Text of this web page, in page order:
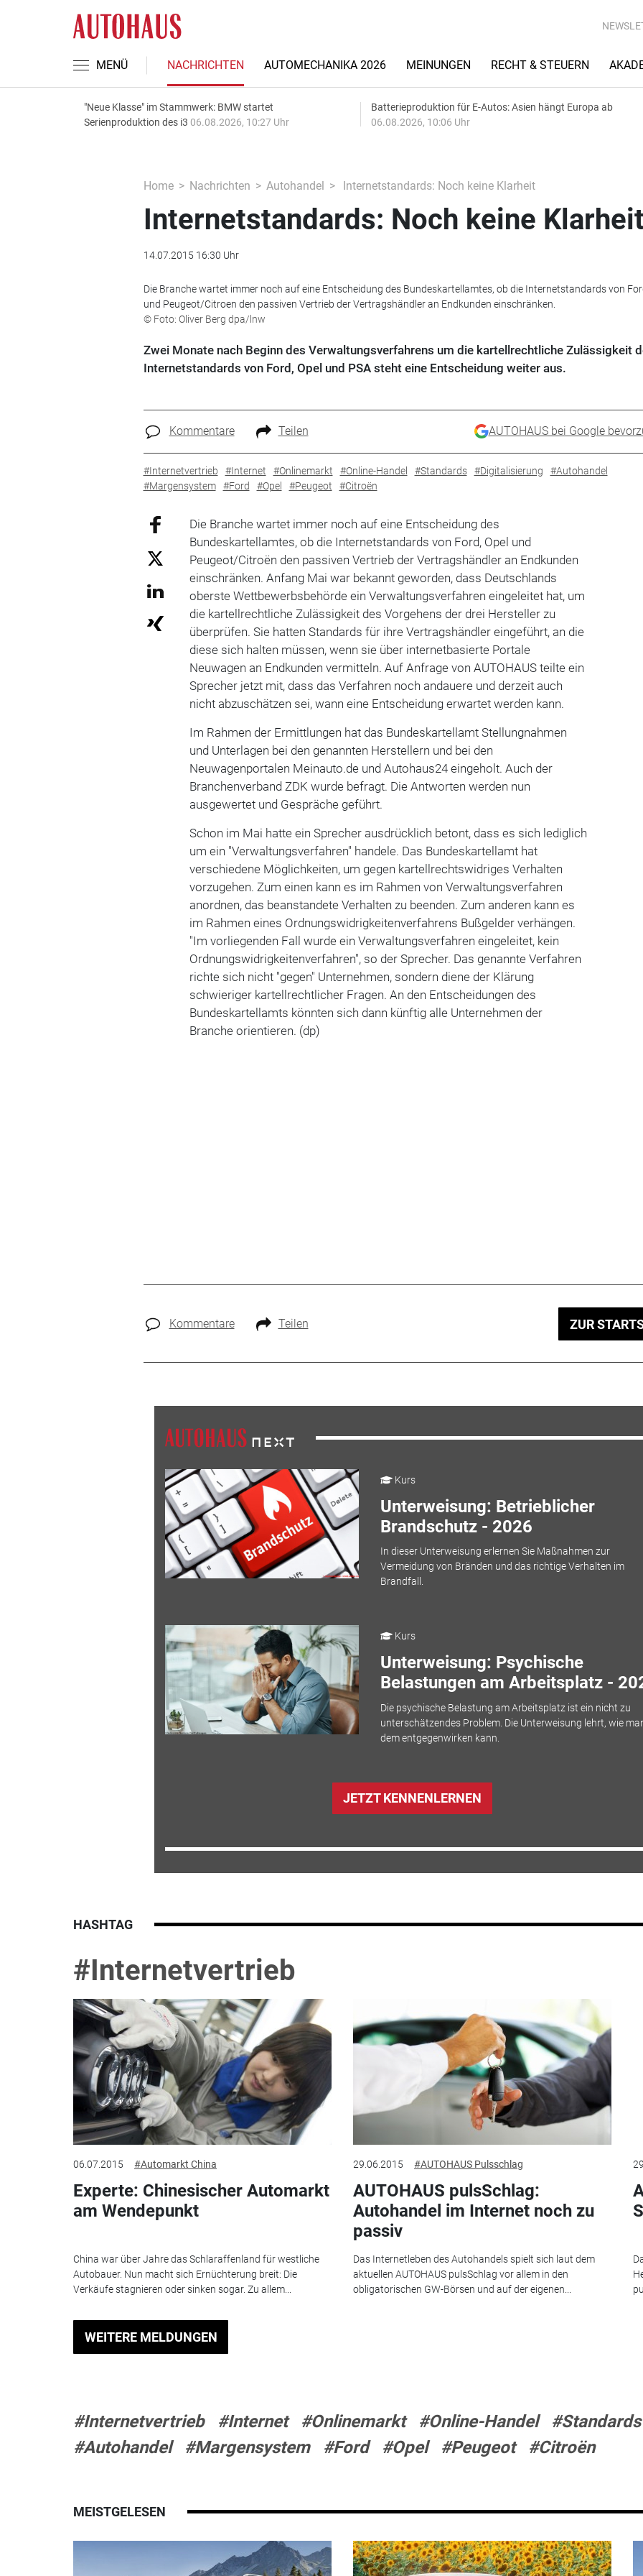
MENÜ NACHRICHTEN AUTOMECHANIKA 2026 MEINUNGEN RECHT & STEUERN
"Neue Klasse" im Stammwerk: BMW startet
Serienproduktion des i3 06.08.2026, 10:27 Uhr
Batterieproduktion für E-Autos: Asien hängt Europa ab
06.08.2026, 10:06 Uhr
Home Nachrichten Autohandel Internetstandards: Noch keine Klarheit
Internetstandards: Noch keine
14.07.2015 16:30 Uhr
Die Branche wartet immer noch auf eine Entscheidung des Bundeskartellamtes, ob die Internetstandards von
und Peugeot/Citroen den passiven Vertrieb der Vertragshändler an Endkunden einschränken.
© Foto: Oliver Berg dpa/lnw
Zwei Monate nach Beginn des Verwaltungsverfahrens um die kartellrechtliche Zulässigkeit
Internetstandards von Ford, Opel und PSA steht eine Entscheidung weiter aus.
Kommentare Teilen AUTOHAUS bei Google
#Internetvertrieb #Internet #Onlinemarkt #Online-Handel #Standards #Digitalisierung
#Autohandel
#Margensystem
#Ford #Opel #Peugeot #Citroën
Die Branche wartet immer noch auf eine Entscheidung des
Bundeskartellamtes, ob die Internetstandards von Ford, Opel und
Peugeot/Citroën den passiven Vertrieb der Vertragshändler an Endkunden
einschränken. Anfang Mai war bekannt geworden, dass Deutschlands
oberste Wettbewerbsbehörde ein Verwaltungsverfahren eingeleitet hat, um
die kartellrechtliche Zulässigkeit des Vorgehens der drei Hersteller zu
überprüfen. Sie hatten Standards für ihre Vertragshändler eingeführt, an die
diese sich halten müssen, wenn sie über internetbasierte Portale
Neuwagen an Endkunden vermitteln. Auf Anfrage von AUTOHAUS teilte ein
Sprecher jetzt mit, dass das Verfahren noch andauere und derzeit auch
nicht abzuschätzen sei, wann eine Entscheidung erwartet werden kann.
Im Rahmen der Ermittlungen hat das Bundeskartellamt Stellungnahmen
und Unterlagen bei den genannten Herstellern und bei den
Neuwagenportalen Meinauto.de und Autohaus24 eingeholt. Auch der
Branchenverband ZDK wurde befragt. Die Antworten werden nun
ausgewertet und Gespräche geführt.
Schon im Mai hatte ein Sprecher ausdrücklich betont, dass es sich lediglich
um ein "Verwaltungsverfahren" handele. Das Bundeskartellamt hat
verschiedene Möglichkeiten, um gegen kartellrechtswidriges Verhalten
vorzugehen. Zum einen kann es im Rahmen von Verwaltungsverfahren
anordnen, das beanstandete Verhalten zu beenden. Zum anderen kann es
im Rahmen eines Ordnungswidrigkeitenverfahrens Bußgelder verhängen.
"Im vorliegenden Fall wurde ein Verwaltungsverfahren eingeleitet, kein
Ordnungswidrigkeitenverfahren", so der Sprecher. Das genannte Verfahren
richte sich nicht "gegen" Unternehmen, sondern diene der Klärung
schwieriger kartellrechtlicher Fragen. An den Entscheidungen des
Bundeskartellamts könnten sich dann künftig alle Unternehmen der
Branche orientieren. (dp)
Kommentare Teilen ZUR
Kurs
Unterweisung: Betrieblicher
Brandschutz - 2026
In dieser Unterweisung erlernen Sie Maßnahmen zur
Vermeidung von Bränden und das richtige Verhalten im
Brandfall.
Kurs
Unterweisung: Psychische
Belastungen am Arbeitsplatz -
Die psychische Belastung am Arbeitsplatz ist ein nicht zu
unterschätzendes Problem. Die Unterweisung lehrt, wie
dem entgegenwirken kann.
JETZT KENNENLERNEN
HASHTAG
#Internetvertrieb
06.07.2015 #Automarkt China
Experte: Chinesischer Automarkt
am Wendepunkt
China war über Jahre das Schlaraffenland für westliche
Autobauer. Nun macht sich Ernüchterung breit: Die
Verkäufe stagnieren oder sinken sogar. Zu allem...
29.06.2015 #AUTOHAUS Pulsschlag
AUTOHAUS pulsSchlag:
Autohandel im Internet noch zu
passiv
Das Internetleben des Autohandels spielt sich laut dem
aktuellen AUTOHAUS pulsSchlag vor allem in den
obligatorischen GW-Börsen und auf der eigenen...
WEITERE MELDUNGEN
#Internetvertrieb #Internet #Onlinemarkt #Online-Handel
#Standards
#Autohandel
#Margensystem #Ford #Opel #Peugeot #Citroën
MEISTGELESEN